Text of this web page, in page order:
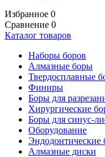
Избранное 0
Сравнение 0
Каталог товаров
Наборы боров
Алмазные боры
Твердосплавные
Финиры
Боры для
Хирургические
Боры для синус-
Оборудование
Эндодонтические
Алмазные диски